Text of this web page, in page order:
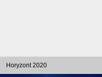
Horyzont 2020